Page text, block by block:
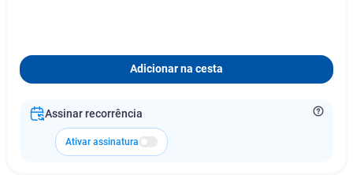
Adicionar na cesta
Assinar recorrência
Ativar assinatura